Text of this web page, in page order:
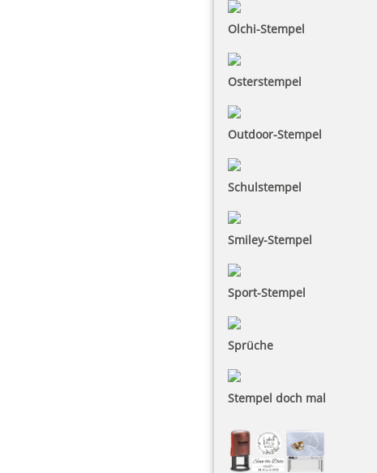
Olchi-Stempel
Osterstempel
Outdoor-Stempel
Schulstempel
Smiley-Stempel
Sport-Stempel
Sprüche
Stempel doch mal